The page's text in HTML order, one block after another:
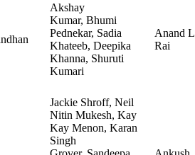
Akshay
Kumar, Bhumi
Pednekar, Sadia
Khateeb, Deepika
Khanna, Shuruti
Kumari
Anand L
Rai
Jackie Shroff, Neil
Nitin Mukesh, Kay
Kay Menon, Karan
Singh